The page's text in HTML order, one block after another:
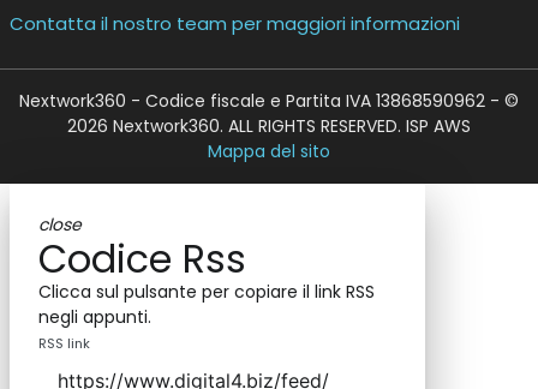
Contatta il nostro team per maggiori informazioni
Nextwork360 - Codice fiscale e Partita IVA 13868590962 - ©
2026 Nextwork360. ALL RIGHTS RESERVED. ISP AWS
Mappa del sito
close
Codice Rss
Clicca sul pulsante per copiare il link RSS
negli appunti.
RSS link